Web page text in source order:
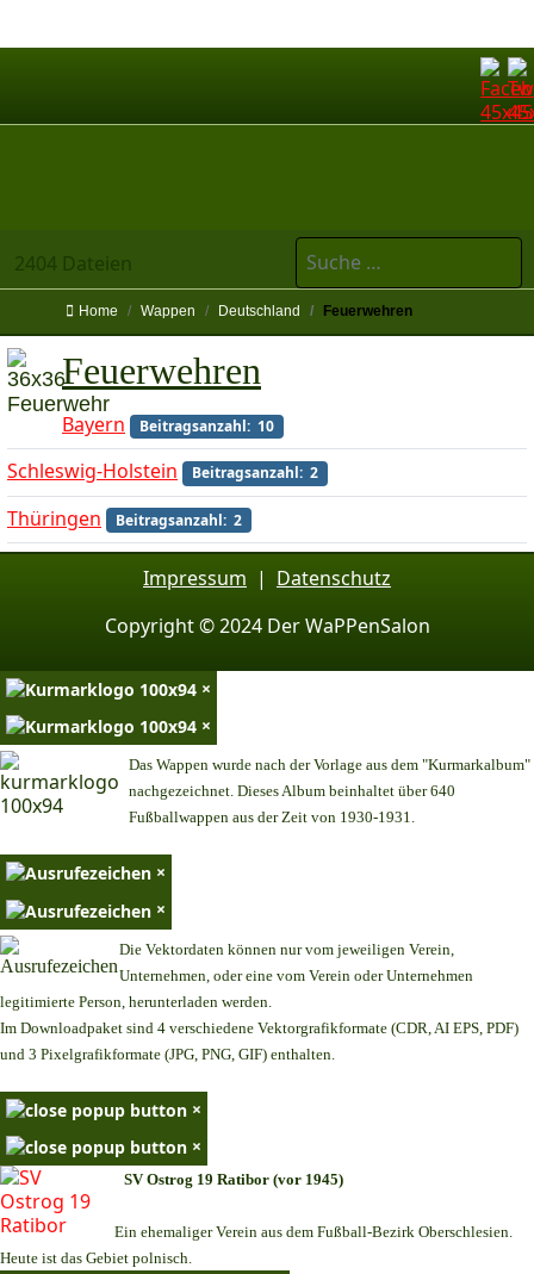
2404 Dateien
Suchen
Home Wappen Deutschland Feuerwehren
Feuerwehren
Bayern Beitragsanzahl: 10
Schleswig-Holstein Beitragsanzahl: 2
Thüringen Beitragsanzahl: 2
Impressum | Datenschutz
Copyright © 2024 Der WaPPenSalon
×
×
Das Wappen wurde nach der Vorlage aus dem "Kurmarkalbum"
nachgezeichnet. Dieses Album beinhaltet über 640
Fußballwappen aus der Zeit von 1930-1931.
×
×
Die Vektordaten können nur vom jeweiligen Verein,
Unternehmen, oder eine vom Verein oder Unternehmen
legitimierte Person, herunterladen werden.
Im Downloadpaket sind 4 verschiedene Vektorgrafikformate (CDR, AI EPS, PDF)
und 3 Pixelgrafikformate (JPG, PNG, GIF) enthalten.
×
×
SV Ostrog 19 Ratibor (vor 1945)
Ein ehemaliger Verein aus dem Fußball-Bezirk Oberschlesien.
Heute ist das Gebiet polnisch.